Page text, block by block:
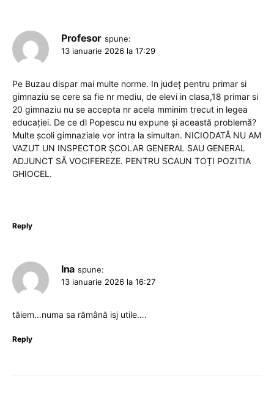
Profesor spune:
13 ianuarie 2026 la 17:29
Pe Buzau dispar mai multe norme. In județ pentru primar si
gimnaziu se cere sa fie nr mediu, de elevi in clasa,18 primar si
20 gimnaziu nu se accepta nr acela mminim trecut in legea
educației. De ce dl Popescu nu expune și această problemă?
Multe școli gimnaziale vor intra la simultan. NICIODATĂ NU AM
VAZUT UN INSPECTOR ȘCOLAR GENERAL SAU GENERAL
ADJUNCT SĂ VOCIFEREZE. PENTRU SCAUN TOȚI POZITIA
GHIOCEL.
Reply
Ina spune:
13 ianuarie 2026 la 16:27
tăiem…numa sa rămână isj utile….
Reply